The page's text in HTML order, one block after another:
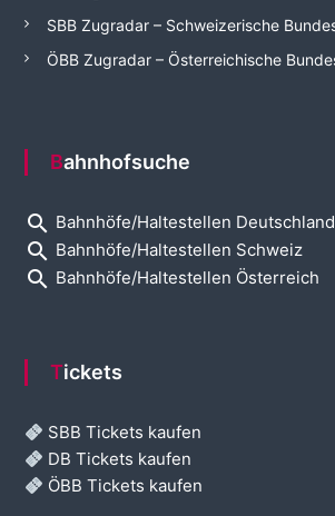
SBB Zugradar – Schweizerische
ÖBB Zugradar – Österreichische
Bahnhofsuche
search Bahnhöfe/Haltestellen Deutschland
search Bahnhöfe/Haltestellen Schweiz
search Bahnhöfe/Haltestellen Österreich
Tickets
SBB Tickets kaufen
DB Tickets kaufen
ÖBB Tickets kaufen